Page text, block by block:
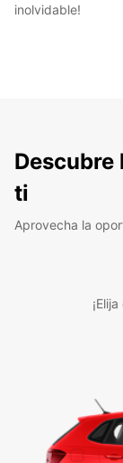
inolvidable!
Descubre
ti
Aprovecha la